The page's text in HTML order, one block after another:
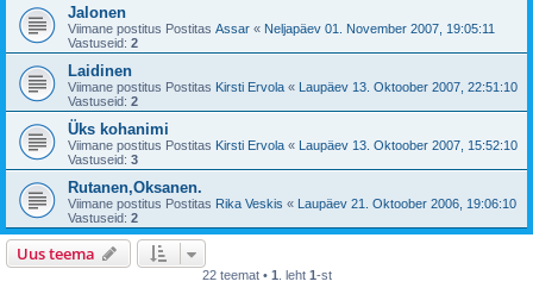
Jalonen
Viimane postitus Postitas Assar « Neljapäev 01. November 2007, 19:05:11
Vastuseid: 2
Laidinen
Viimane postitus Postitas Kirsti Ervola « Laupäev 13. Oktoober 2007, 22:51:10
Vastuseid: 2
Üks kohanimi
Viimane postitus Postitas Kirsti Ervola « Laupäev 13. Oktoober 2007, 15:52:10
Vastuseid: 3
Rutanen,Oksanen.
Viimane postitus Postitas Rika Veskis « Laupäev 21. Oktoober 2006, 19:06:10
Vastuseid: 2
Uus teema
22 teemat • 1 . leht 1-st